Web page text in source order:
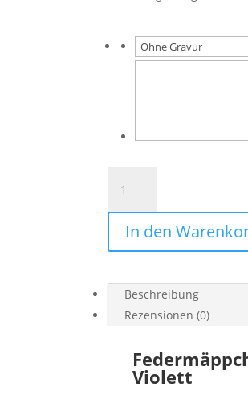
Federmäppchen
gewachstes
Leder
&
goldene
Menge
In den
Beschreibung
Rezensionen (0)
Violett